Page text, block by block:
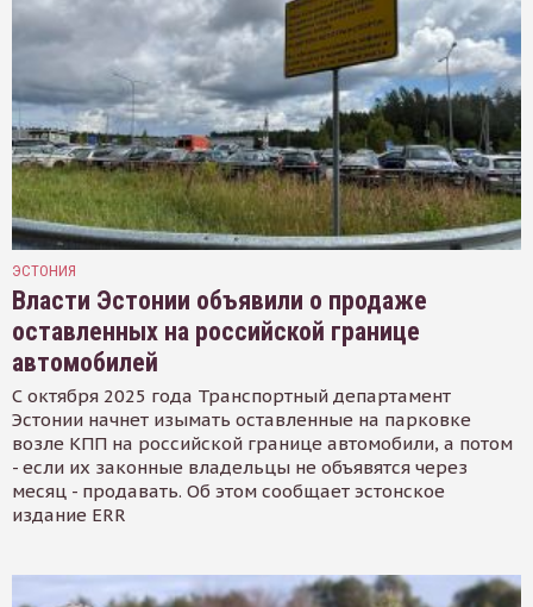
ЭСТОНИЯ
Власти Эстонии объявили о продаже
оставленных на российской границе
автомобилей
С октября 2025 года Транспортный департамент
Эстонии начнет изымать оставленные на парковке
возле КПП на российской границе автомобили, а потом
- если их законные владельцы не объявятся через
месяц - продавать. Об этом сообщает эстонское
издание ERR